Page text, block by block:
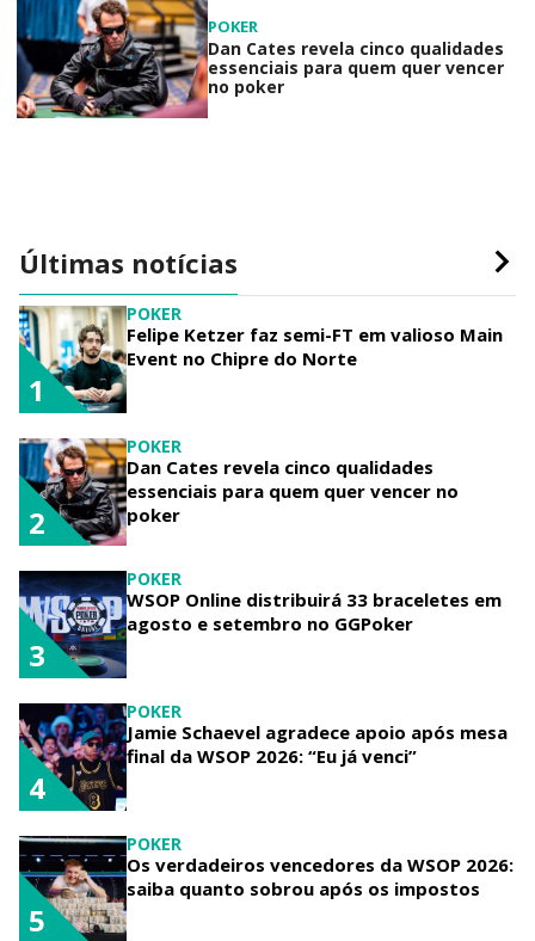
POKER
Dan Cates revela cinco qualidades
essenciais para quem quer vencer
no poker
Últimas notícias
POKER
Felipe Ketzer faz semi-FT em valioso Main
Event no Chipre do Norte
1
POKER
Dan Cates revela cinco qualidades
essenciais para quem quer vencer no
poker
2
POKER
WSOP Online distribuirá 33 braceletes em
agosto e setembro no GGPoker
3
POKER
Jamie Schaevel agradece apoio após mesa
final da WSOP 2026: “Eu já venci”
4
POKER
Os verdadeiros vencedores da WSOP 2026:
saiba quanto sobrou após os impostos
5